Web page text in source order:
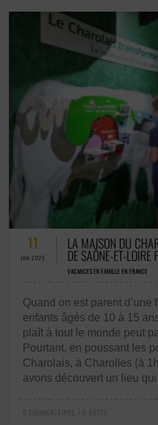
11
JAN-2025
LA MAISON DU
DE SAÔNE-ET-LOIRE
VACANCES EN FAMILLE EN FRANCE
Quand on est parent
enfants âgés de 10 à 15
plaît à tout le monde peut
Pourtant, en poussant les
Charolais, à Charolles (à
avons découvert un lieu
0 COMMENTAIRES / 0 VOTES